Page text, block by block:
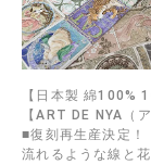
【日本製 綿100%
【ART DE NYA（
■復刻再生産決定！
流れるような線と